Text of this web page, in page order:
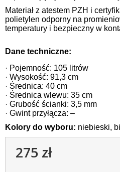
Materiał z atestem PZH i
polietylen odporny na
temperatury i bezpieczny w
Dane techniczne:
· Pojemność: 105 litrów
· Wysokość: 91,3 cm
· Średnica: 40 cm
· Średnica wlewu: 35 cm
· Grubość ścianki: 3,5 mm
· Gwint przyłącza: –
Kolory do wyboru: niebieski,
275 zł